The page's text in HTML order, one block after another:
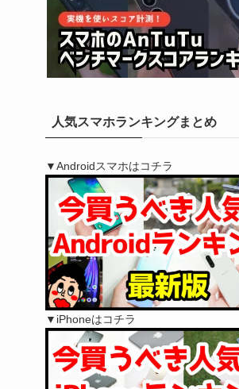
人気スマホランキングまとめ
▼Androidスマホはコチラ
▼iPhoneはコチラ